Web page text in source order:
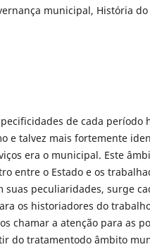
municipal, História
de cada período
e talvez mais fortemente
era o municipal. Este
entre o Estado e os
suas peculiaridades, surge
os historiadores do
chamar a atenção para as
do tratamentodo âmbito